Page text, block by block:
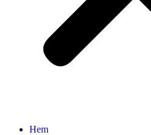
Hem